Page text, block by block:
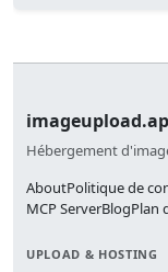
Hébergement
AboutPolitique de
MCP ServerBlogPlan
UPLOAD & HOSTING